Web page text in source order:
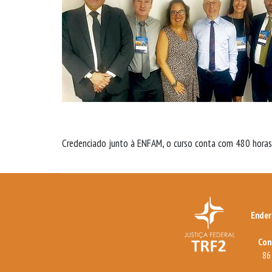
Credenciado junto à ENFAM, o curso conta com 480